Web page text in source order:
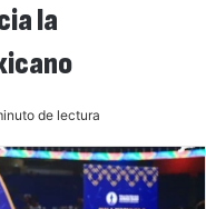
la
de lectura